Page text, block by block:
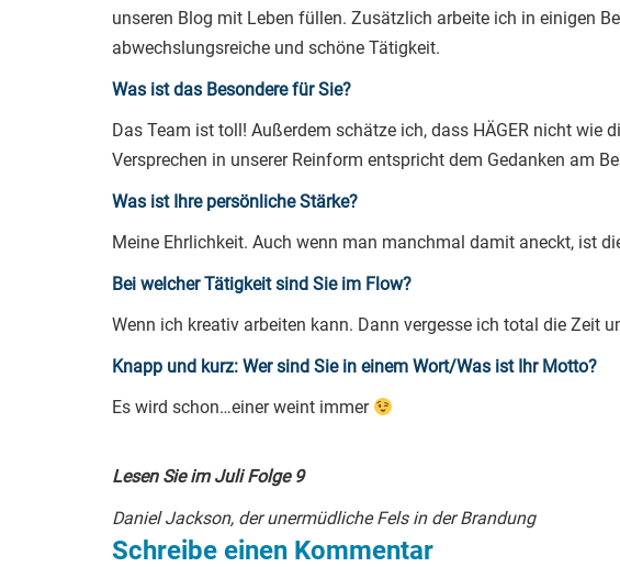
unseren Blog mit Leben füllen. Zusätzlich arbeite ich in einigen
abwechslungsreiche und schöne Tätigkeit.
Was ist das Besondere für Sie?
Das Team ist toll! Außerdem schätze ich, dass HÄGER nicht wie
Versprechen in unserer Reinform entspricht dem Gedanken am
Was ist Ihre persönliche Stärke?
Meine Ehrlichkeit. Auch wenn man manchmal damit aneckt, ist
Bei welcher Tätigkeit sind Sie im Flow?
Wenn ich kreativ arbeiten kann. Dann vergesse ich total die Zeit
Knapp und kurz: Wer sind Sie in einem Wort/Was ist Ihr Motto?
Es wird schon…einer weint immer
Lesen Sie im Juli Folge 9
Daniel Jackson, der unermüdliche Fels in der Brandung
Schreibe einen Kommentar